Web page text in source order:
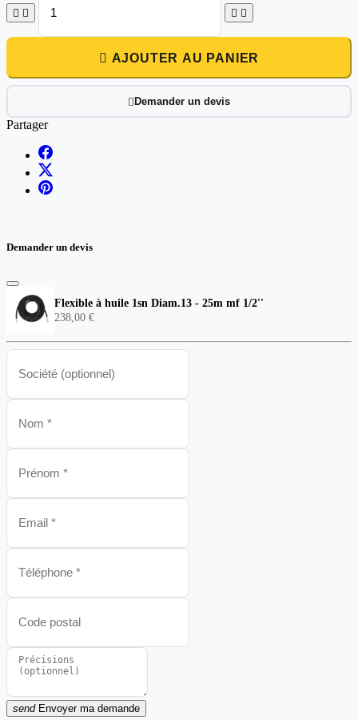
   
 AJOUTER AU PANIER
 Demander un devis
Partager
Demander un devis
Flexible à huile 1sn Diam.13 - 25m mf 1/2''
238,00 €
sendEnvoyer ma demande